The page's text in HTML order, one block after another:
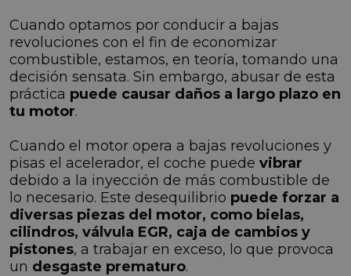
Cuando optamos por conducir a bajas
revoluciones con el fin de economizar
combustible, estamos, en teoría, tomando una
decisión sensata. Sin embargo, abusar de esta
práctica puede causar daños a largo plazo en
tu motor.
Cuando el motor opera a bajas revoluciones y
pisas el acelerador, el coche puede vibrar
debido a la inyección de más combustible de
lo necesario. Este desequilibrio puede forzar a
diversas piezas del motor, como bielas,
cilindros, válvula EGR, caja de cambios y
pistones, a trabajar en exceso, lo que provoca
un desgaste prematuro.